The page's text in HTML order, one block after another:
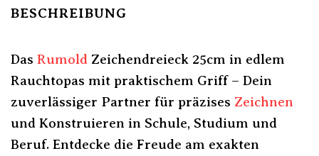
BESCHREIBUNG
Das Rumold Zeichendreieck 25cm in edlem
Rauchtopas mit praktischem Griff – Dein
zuverlässiger Partner für präzises Zeichnen
und Konstruieren in Schule, Studium und
Beruf. Entdecke die Freude am exakten